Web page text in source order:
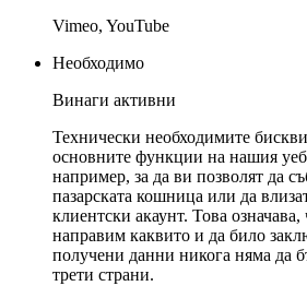
Vimeo, YouTube
Необходимо
Винаги активни
Технически необходимите
основните функции на нашия
например, за да ви позволят да
пазарската кошница или да
клиентски акаунт. Това
направим каквито и да било
получени данни никога няма да
трети страни.